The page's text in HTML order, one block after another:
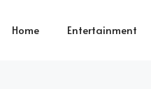
Home Entertainment